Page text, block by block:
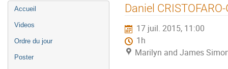
Menu
de
l'événement
Accueil
Videos
Ordre du jour
Poster
Daniel
17 juil. 2015, 11:00
1h
Marilyn and James